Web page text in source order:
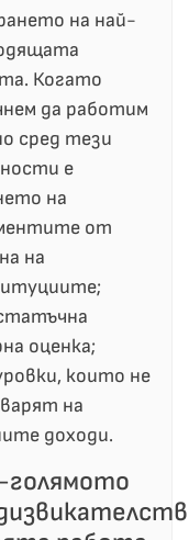
на най-
Когато
да работим
сред тези
е
на
от
на
оценка;
които не
на
доходи.
голямото